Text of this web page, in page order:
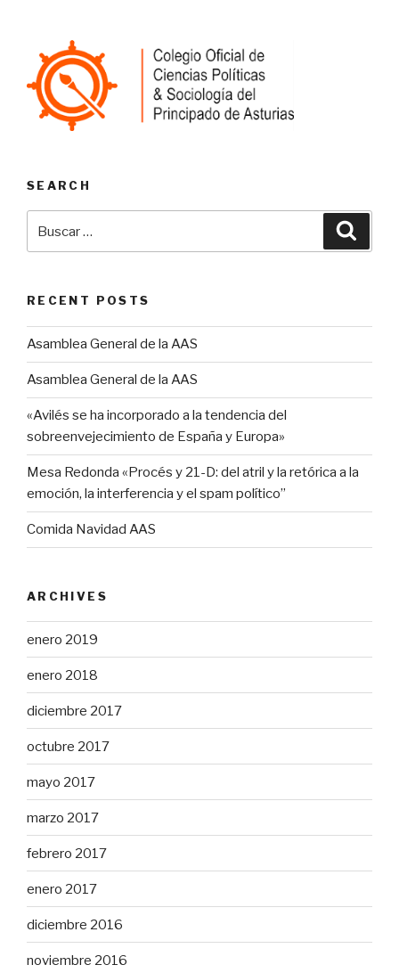
SEARCH
por:
RECENT POSTS
Asamblea General de la AAS
Asamblea General de la AAS
«Avilés se ha incorporado a la tendencia del
sobreenvejecimiento de España y Europa»
Mesa Redonda «Procés y 21-D: del atril y la retórica a la
emoción, la interferencia y el spam político”
Comida Navidad AAS
ARCHIVES
enero 2019
enero 2018
diciembre 2017
octubre 2017
mayo 2017
marzo 2017
febrero 2017
enero 2017
diciembre 2016
noviembre 2016